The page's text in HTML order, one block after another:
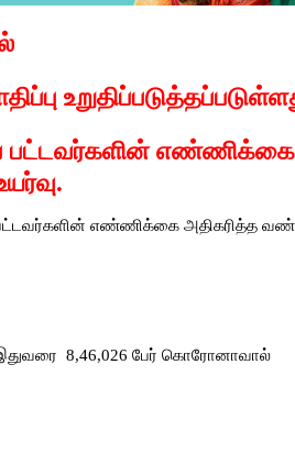
பட்டவர்களின் எண்ணிக்கை
எண்ணிக்கை அதிகரித்த
8,46,026 பேர் கொரோனாவால்